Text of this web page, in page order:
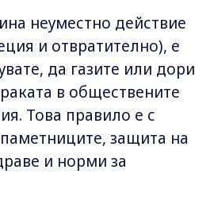
неуместно действие
и отвратително), е
да газите или дори
в обществените
Това правило е с
защита на
и норми за